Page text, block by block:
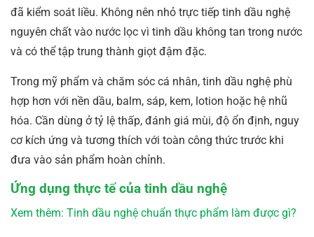
đã kiểm soát liều. Không nên nhỏ trực tiếp tinh dầu nghệ
nguyên chất vào nước lọc vì tinh dầu không tan trong nước
và có thể tập trung thành giọt đậm đặc.
Trong mỹ phẩm và chăm sóc cá nhân, tinh dầu nghệ phù
hợp hơn với nền dầu, balm, sáp, kem, lotion hoặc hệ nhũ
hóa. Cần dùng ở tỷ lệ thấp, đánh giá mùi, độ ổn định, nguy
cơ kích ứng và tương thích với toàn công thức trước khi
đưa vào sản phẩm hoàn chỉnh.
Ứng dụng thực tế của tinh dầu nghệ
Xem thêm: Tinh dầu nghệ chuẩn thực phẩm làm được gì?